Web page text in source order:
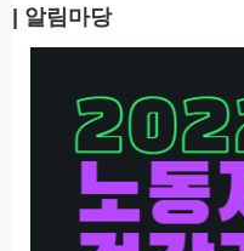
| 알림마당